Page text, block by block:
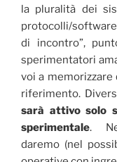
la pluralità dei
protocolli/
di incontro”,
sperimentatori
voi a memorizzare
riferimento.
sarà attivo solo
sperimentale.
daremo (nel